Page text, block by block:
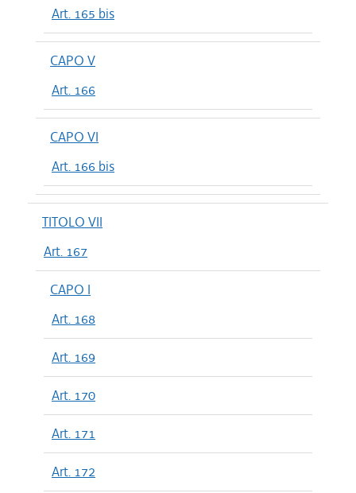
Art. 165 bis
CAPO V
Art. 166
CAPO VI
Art. 166 bis
TITOLO VII
Art. 167
CAPO I
Art. 168
Art. 169
Art. 170
Art. 171
Art. 172